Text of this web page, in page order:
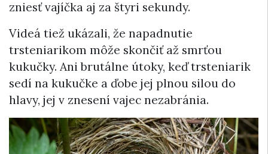
zniesť vajíčka aj za štyri sekundy.
Videá tiež ukázali, že napadnutie
trsteniarikom môže skončiť až smrťou
kukučky. Ani brutálne útoky, keď trsteniarik
sedí na kukučke a ďobe jej plnou silou do
hlavy, jej v znesení vajec nezabránia.